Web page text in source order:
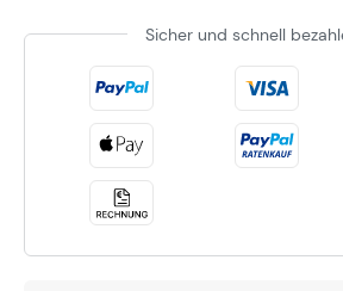
Sicher und schnell